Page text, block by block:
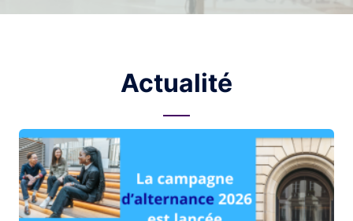
Actualité
Image